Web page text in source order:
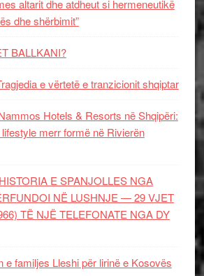
altarit dhe atdheut si hermeneutikë
dhe shërbimit”
BALLKANI?
e vërtetë e tranzicionit shqiptar
Hotels & Resorts në Shqipëri:
merr formë në Rivierën
E SPANJOLLES NGA
NË LUSHNJE — 29 VJET
TË NJË TELEFONATE NGA DY
e familjes Lleshi për lirinë e Kosovës